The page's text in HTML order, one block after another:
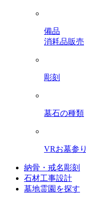
備品
消耗品販売
彫刻
墓石の種類
VRお墓参り
納骨・戒名彫刻
石材工事設計
墓地霊園を探す